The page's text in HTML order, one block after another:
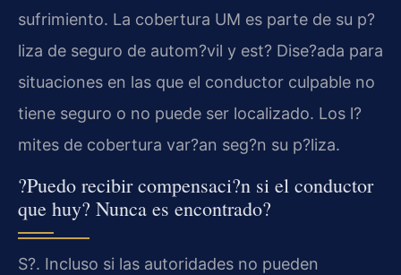
sufrimiento. La cobertura UM es parte de su p?
liza de seguro de autom?vil y est? Dise?ada para
situaciones en las que el conductor culpable no
tiene seguro o no puede ser localizado. Los l?
mites de cobertura var?an seg?n su p?liza.
?Puedo recibir compensaci?n si el conductor
que huy? Nunca es encontrado?
S?. Incluso si las autoridades no pueden